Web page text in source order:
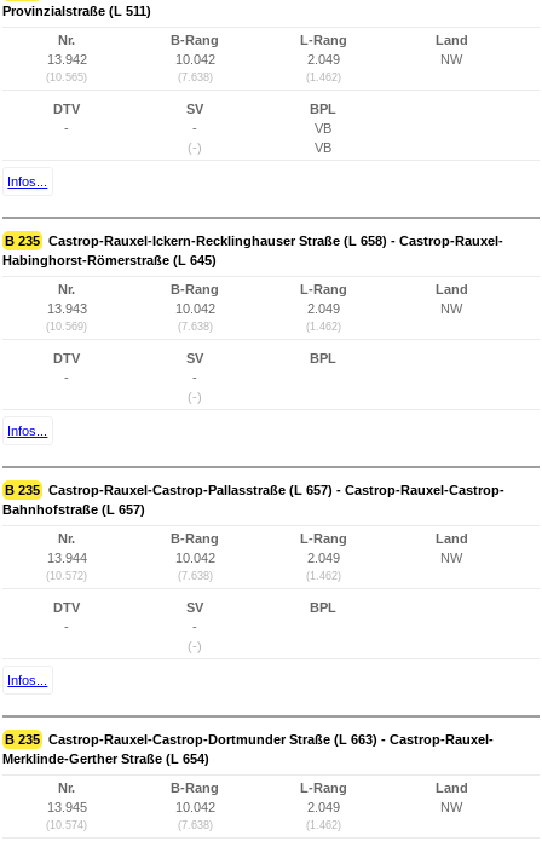
Provinzialstraße (L 511)
Nr.
13.942
(10.565)
B-Rang
10.042
(7.638)
L-Rang
2.049
(1.462)
Land
NW
DTV
-
SV
-
(-)
BPL
VB
VB
Infos...
B 235 Castrop-Rauxel-Ickern-Recklinghauser Straße (L 658) - Castrop-Rauxel-
Habinghorst-Römerstraße (L 645)
Nr.
13.943
(10.569)
B-Rang
10.042
(7.638)
L-Rang
2.049
(1.462)
Land
NW
DTV
-
SV
-
(-)
BPL
Infos...
B 235 Castrop-Rauxel-Castrop-Pallasstraße (L 657) - Castrop-Rauxel-Castrop-
Bahnhofstraße (L 657)
Nr.
13.944
(10.572)
B-Rang
10.042
(7.638)
L-Rang
2.049
(1.462)
Land
NW
DTV
-
SV
-
(-)
BPL
Infos...
B 235 Castrop-Rauxel-Castrop-Dortmunder Straße (L 663) - Castrop-Rauxel-
Merklinde-Gerther Straße (L 654)
Nr.
13.945
(10.574)
B-Rang
10.042
(7.638)
L-Rang
2.049
(1.462)
Land
NW